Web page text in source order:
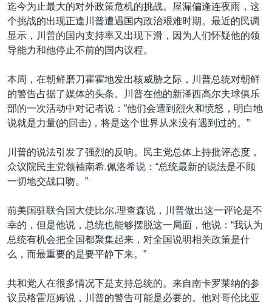
重要讲话与声明
台海两岸关系
南中国海争端
关注西藏
关注新疆
GEN Z 看美国
其他语言网站
迄今为止最大的对外政策危机的挑战。屋漏偏逢连夜雨，这
个挑战的出现正逢川普遭遇国内政治艰难时期。最近的民调
显示，川普的国内支持率又出现下滑，因为人们怀疑他的领
导能力和他停止不前的国内议程。
本周，在朝鲜磨刀霍霍地发出核威胁之际，川普总统对朝鲜
的警告占据了媒体的头条。川普在他的新泽西高尔夫球俱乐
部的一次活动中对记者说：”他们会遭到烈火和愤怒，明白地
说就是力量(的回击)，将是这个世界从来没有遇到过的。”
川普的说法引发了强烈的反响。民主党总体上持批评态度，
众议院民主党领袖南希.佩洛希说：“总统最新的说法是不顾
一切地交战口吻。”
前美国驻联合国大使比尔.理查森说，川普做出这一评论是不
幸的，但是他说，总统也能够摆脱这一局面，他说：“我认为
总统有机会把全国都聚集起来，对全国说明相关政策是什
么，而最重要的是要平静下来。”
共和党人在很多情况下是支持总统的。来自南卡罗莱纳的参
议员格雷厄姆说，川普的警告可能是必要的。他对哥伦比亚